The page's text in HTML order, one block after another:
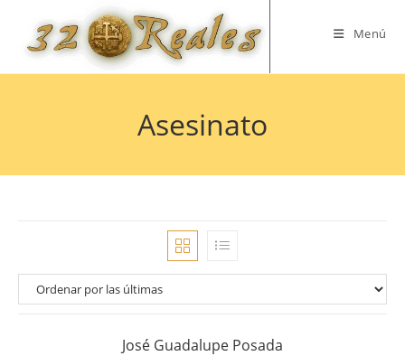
contenido
Menú
Asesinato
José Guadalupe Posada